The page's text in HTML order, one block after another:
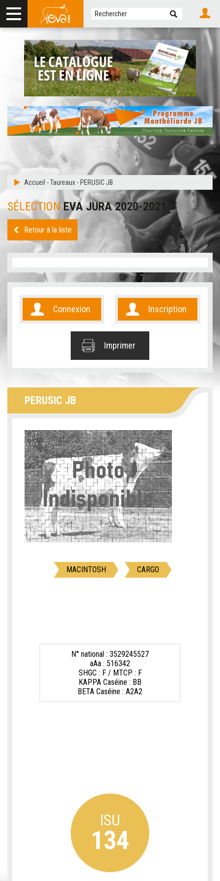
Accueil -Taureaux - PERUSIC JB
SÉLECTIONEVA JURA 2020-2021
Retour à la liste
Connexion Inscription
Imprimer
PERUSIC JB
MACINTOSH CARGO
N° national : 3529245527
aAa : 516342
SHGC : F / MTCP : F
KAPPA Caséine : BB
BETA Caséine : A2A2
ISU
134